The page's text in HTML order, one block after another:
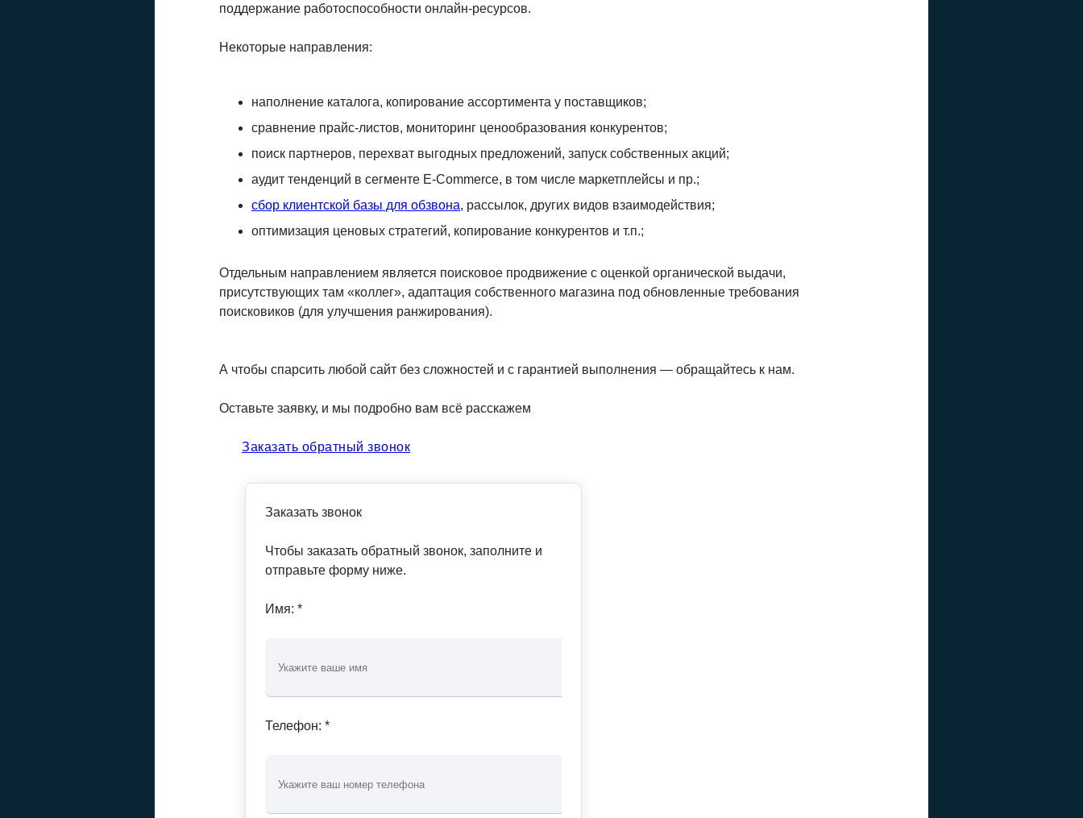
поддержание работоспособности онлайн-ресурсов.
Некоторые направления:
наполнение каталога, копирование ассортимента у поставщиков;
сравнение прайс-листов, мониторинг ценообразования конкурентов;
поиск партнеров, перехват выгодных предложений, запуск собственных акций;
аудит тенденций в сегменте E-Commerce, в том числе маркетплейсы и пр.;
сбор клиентской базы для обзвона, рассылок, других видов взаимодействия;
оптимизация ценовых стратегий, копирование конкурентов и т.п.;
Отдельным направлением является поисковое продвижение с оценкой органической выдачи,
присутствующих там «коллег», адаптация собственного магазина под обновленные требования
поисковиков (для улучшения ранжирования).
А чтобы спарсить любой сайт без сложностей и с гарантией выполнения — обращайтесь к нам.
Оставьте заявку, и мы подробно вам всё расскажем
Заказать обратный звонок
Заказать звонок
Чтобы заказать обратный звонок, заполните и
отправьте форму ниже.
Имя: *
Телефон: *